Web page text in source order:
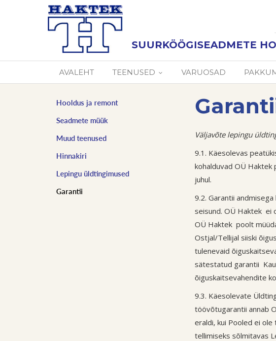
SUURKÖÖGISEADMETE
AVALEHT TEENUSED VARUOSAD
Hooldus ja remont
Seadmete müük
Muud teenused
Hinnakiri
Lepingu üldtingimused
Garantii
Väljavõte lepingu
9.1. Käesolevas
kohalduvad OÜ
juhul.
9.2. Garantii
seisund. OÜ Haktek ei
OÜ Haktek poolt
Ostjal/Tellijal siiski
tulenevaid
sätestatud garantii
õiguskaitsevahendite
9.3. Käesolevate
töövõtugarantii annab
eraldi, kui Pooled ei
tellimiseks sõlmitavas